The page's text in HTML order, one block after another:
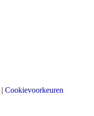
| Cookievoorkeuren